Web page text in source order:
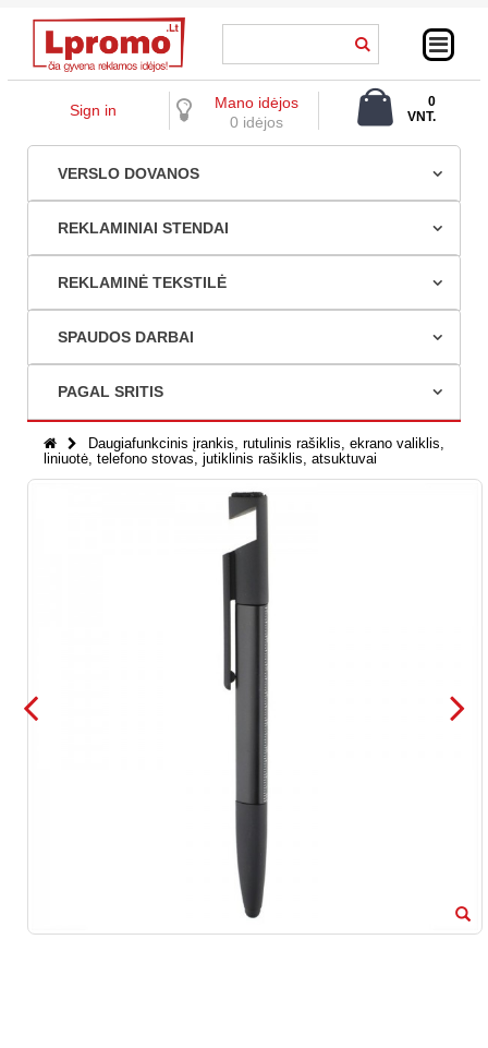
Sign in
Mano idėjos
0 idėjos
0
VNT.
VERSLO DOVANOS
REKLAMINIAI STENDAI
REKLAMINĖ TEKSTILĖ
SPAUDOS DARBAI
PAGAL SRITIS
Daugiafunkcinis įrankis, rutulinis rašiklis, ekrano valiklis,
liniuotė, telefono stovas, jutiklinis rašiklis, atsuktuvai